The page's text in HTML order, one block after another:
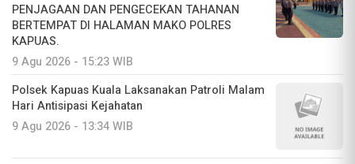
PENJAGAAN DAN PENGECEKAN TAHANAN
BERTEMPAT DI HALAMAN MAKO POLRES
KAPUAS.
9 Agu 2026 - 15:23 WIB
Polsek Kapuas Kuala Laksanakan Patroli Malam
Hari Antisipasi Kejahatan
9 Agu 2026 - 13:34 WIB